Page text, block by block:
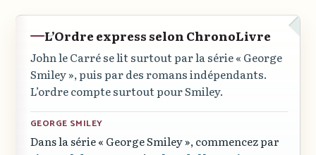
L’Ordre express selon ChronoLivre
John le Carré se lit surtout par la série« George
Smiley », puis par des romans indépendants.
L’ordre compte surtout pour Smiley.
GEORGE SMILEY
Dans la série« George Smiley », commencez par